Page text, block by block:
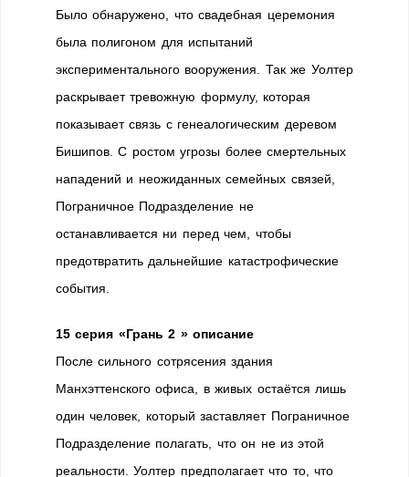
Было обнаружено, что свадебная церемония
была полигоном для испытаний
экспериментального вооружения. Так же Уолтер
раскрывает тревожную формулу, которая
показывает связь с генеалогическим деревом
Бишипов. С ростом угрозы более смертельных
нападений и неожиданных семейных связей,
Пограничное Подразделение не
останавливается ни перед чем, чтобы
предотвратить дальнейшие катастрофические
события.
15 серия «Грань 2 » описание
После сильного сотрясения здания
Манхэттенского офиса, в живых остаётся лишь
один человек, который заставляет Пограничное
Подразделение полагать, что он не из этой
реальности. Уолтер предполагает что то, что